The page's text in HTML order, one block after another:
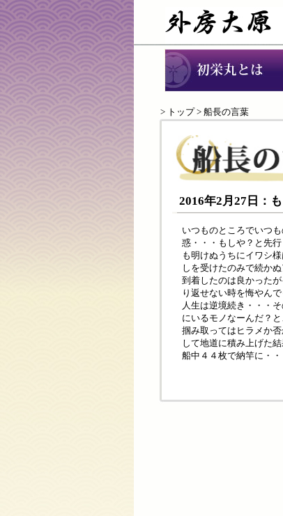
> トップ> 船長の言葉
2016年2月27日：
いつものところでいつ
惑・・・もしや？と先
も明けぬうちにイワシ
しを受けたのみで続か
到着したのは良かった
り返せない時を悔やん
人生は逆境続き・・・
にいるモノなーんだ？
掴み取ってはヒラメか
して地道に積み上げた
船中４４枚で納竿に・・